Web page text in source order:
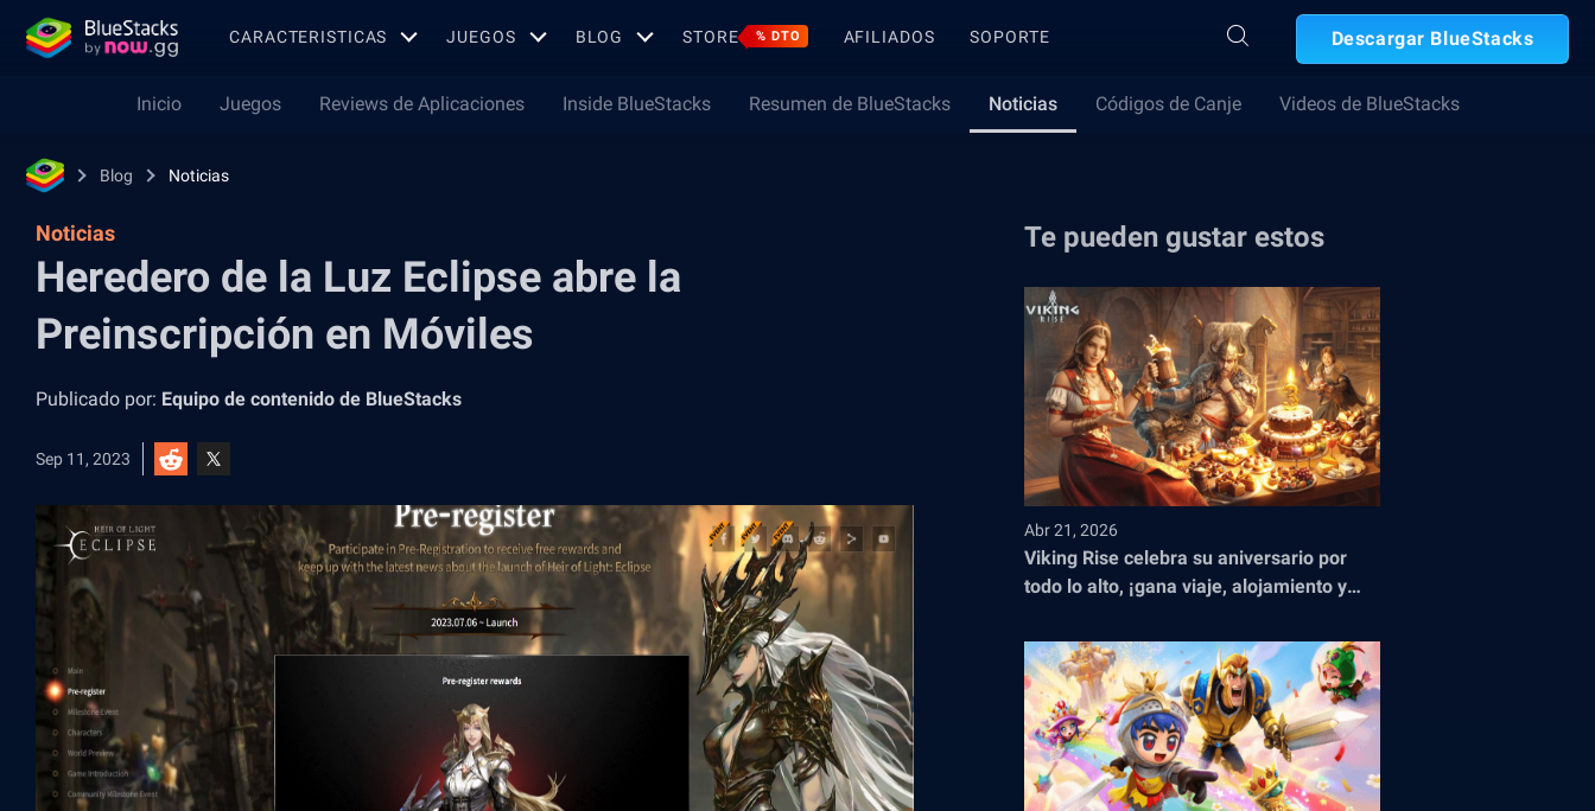
CARACTERISTICAS JUEGOS BLOG STORE % DTO AFILIADOS SOPORTE Descargar BlueStacks
Inicio Juegos Reviews de Aplicaciones Inside BlueStacks Resumen de BlueStacks Noticias Códigos de Canje Videos de BlueStacks
Blog Noticias
Noticias
Heredero de la Luz Eclipse abre la
Preinscripción en Móviles
Publicado por: Equipo de contenido de BlueStacks
Sep 11, 2023
Te pueden gustar estos
Abr 21, 2026
Viking Rise celebra su aniversario por
todo lo alto, ¡gana viaje, alojamiento y
2026!